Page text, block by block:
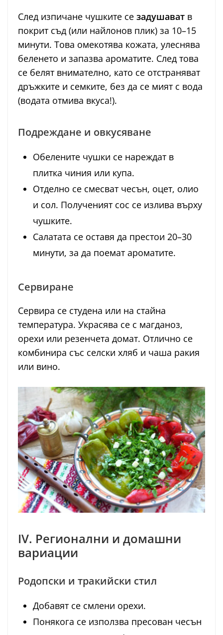
След изпичане чушките се задушават в
покрит съд (или найлонов плик) за 10–15
минути. Това омекотява кожата, улеснява
беленето и запазва ароматите. След това
се белят внимателно, като се отстраняват
дръжките и семките, без да се мият с вода
(водата отмива вкуса!).
Подреждане и овкусяване
Обелените чушки се нареждат в
плитка чиния или купа.
Отделно се смесват чесън, оцет, олио
и сол. Полученият сос се излива върху
чушките.
Салатата се оставя да престои 20–30
минути, за да поемат ароматите.
Сервиране
Сервира се студена или на стайна
температура. Украсява се с магданоз,
орехи или резенчета домат. Отлично се
комбинира със селски хляб и чаша ракия
или вино.
IV. Регионални и домашни
вариации
Родопски и тракийски стил
Добавят се смлени орехи.
Понякога се използва пресован чесън